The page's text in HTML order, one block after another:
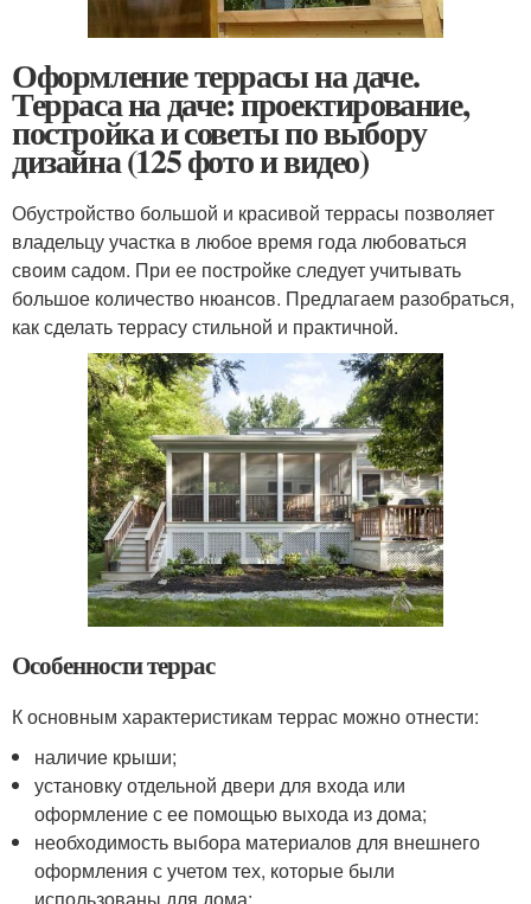
Оформление террасы на даче.
Терраса на даче: проектирование,
постройка и советы по выбору
дизайна (125 фото и видео)
Обустройство большой и красивой террасы позволяет
владельцу участка в любое время года любоваться
своим садом. При ее постройке следует учитывать
большое количество нюансов. Предлагаем разобраться,
как сделать террасу стильной и практичной.
Особенности террас
К основным характеристикам террас можно отнести:
наличие крыши;
установку отдельной двери для входа или
оформление с ее помощью выхода из дома;
необходимость выбора материалов для внешнего
оформления с учетом тех, которые были